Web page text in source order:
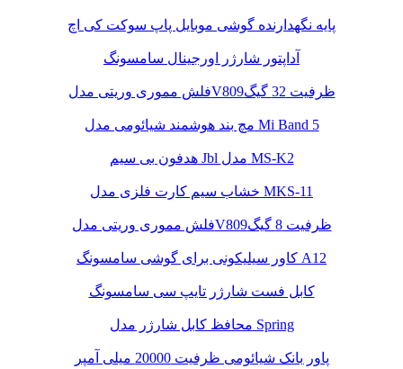
پایه نگهدارنده گوشی موبایل پاپ سوکت کی اچ
آداپتور شارژر اورجینال سامسونگ
فلش مموری وریتی مدلV809ظرفیت 32 گیگ
مچ بند هوشمند شیائومی مدل Mi Band 5
هدفون بی سیم Jbl مدل MS-K2
خشاب سیم کارت فلزی مدل MKS-11
فلش مموری وریتی مدلV809ظرفیت 8 گیگ
کاور سیلیکونی برای گوشی سامسونگ A12
کابل فست شارژر تایپ سی سامسونگ
محافظ کابل شارژر مدل Spring
پاور بانک شیائومی ظرفیت 20000 میلی آمپر